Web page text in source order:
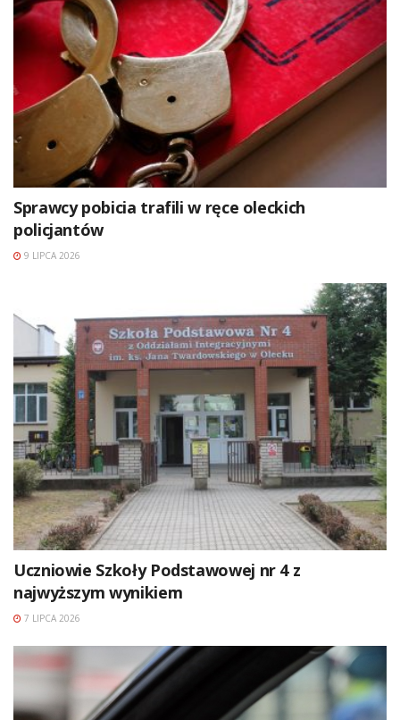
Sprawcy pobicia trafili w ręce oleckich
policjantów
9 LIPCA 2026
Uczniowie Szkoły Podstawowej nr 4 z
najwyższym wynikiem
7 LIPCA 2026